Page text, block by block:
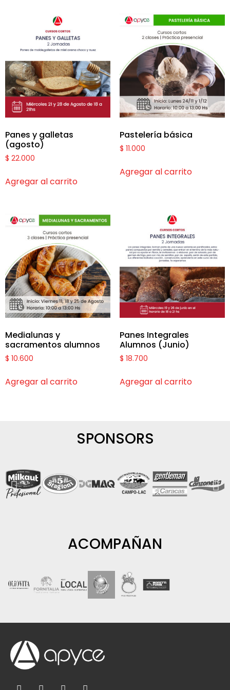
Panes y galletas
(agosto)
$ 22.000
Agregar al carrito
Pastelería básica
$ 11.000
Agregar al carrito
Medialunas y
sacramentos alumnos
$ 10.600
Agregar al carrito
Panes Integrales
Alumnos (Junio)
$ 18.700
Agregar al carrito
SPONSORS
ACOMPAÑAN